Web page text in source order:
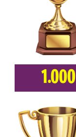
1.000